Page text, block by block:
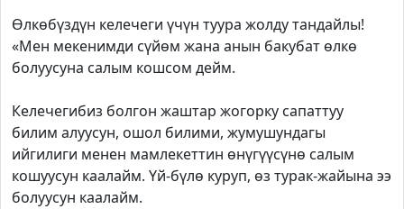
Өлкөбүздүн келечеги үчүн туура жолду тандайлы!
«Мен мекенимди сүйөм жана анын бакубат өлкө
болуусуна салым кошсом дейм.
Келечегибиз болгон жаштар жогорку сапаттуу
билим алуусун, ошол билими, жумушундагы
ийгилиги менен мамлекеттин өнүгүүсүнө салым
кошуусун каалайм. Үй-бүлө куруп, өз турак-жайына ээ
болуусун каалайм.